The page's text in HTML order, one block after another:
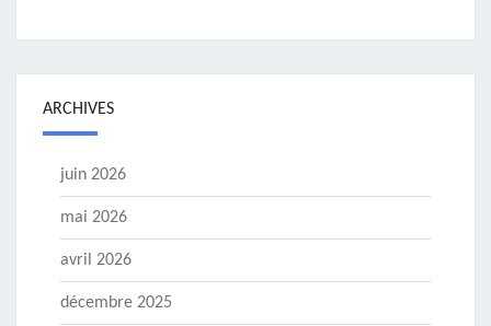
ARCHIVES
juin 2026
mai 2026
avril 2026
décembre 2025